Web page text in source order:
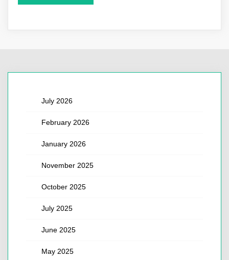
July 2026
February 2026
January 2026
November 2025
October 2025
July 2025
June 2025
May 2025